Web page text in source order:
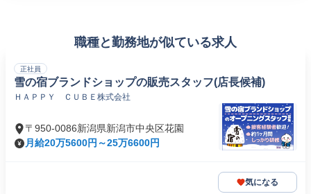
職種と勤務地が似ている求人
正社員
雪の宿ブランドショップの販売スタッフ(店長候補)
ＨＡＰＰＹ ＣＵＢＥ株式会社
〒950-0086新潟県新潟市中央区花園
月給20万5600円～25万6600円
気になる